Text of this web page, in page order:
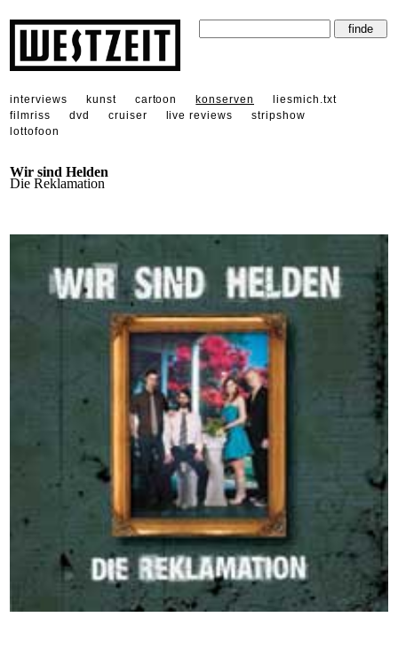
interviews kunst cartoon konserven
liesmich.txt
filmriss
dvd cruiser live reviews
stripshow
lottofoon
Wir sind Helden
Die Reklamation